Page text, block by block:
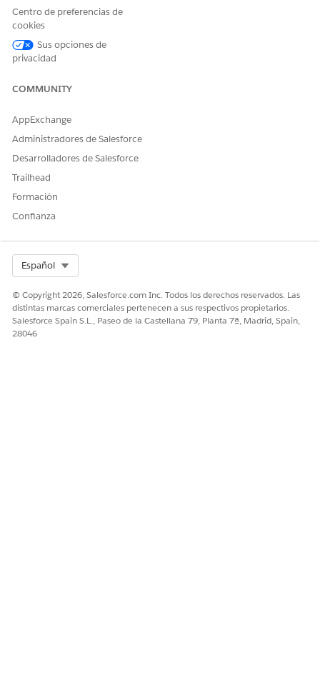
005318925
¡Háganos saber cómo podemos mejorar!
Centro de preferencias de
cookies
Sus opciones de
privacidad
COMMUNITY
AppExchange
Administradores de Salesforce
Desarrolladores de Salesforce
Trailhead
Formación
Confianza
Español
© Copyright 2026, Salesforce.com Inc. Todos los derechos reservados. Las
distintas marcas comerciales pertenecen a sus respectivos propietarios.
Salesforce Spain S.L., Paseo de la Castellana 79, Planta 7ª, Madrid, Spain,
28046